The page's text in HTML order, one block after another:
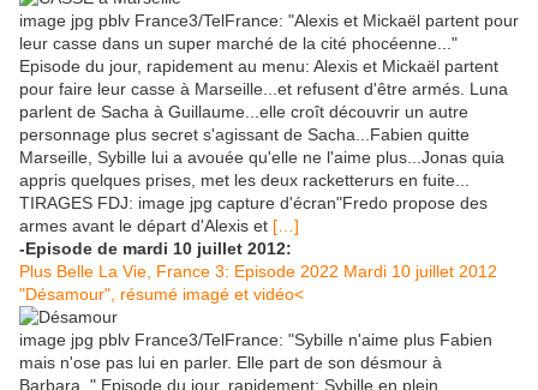
image jpg pblv France3/TelFrance: "Alexis et Mickaël partent pour
leur casse dans un super marché de la cité phocéenne..."
Episode du jour, rapidement au menu: Alexis et Mickaël partent
pour faire leur casse à Marseille...et refusent d'être armés. Luna
parlent de Sacha à Guillaume...elle croît découvrir un autre
personnage plus secret s'agissant de Sacha...Fabien quitte
Marseille, Sybille lui a avouée qu'elle ne l'aime plus...Jonas quia
appris quelques prises, met les deux racketterurs en fuite...
TIRAGES FDJ: image jpg capture d'écran"Fredo propose des
armes avant le départ d'Alexis et […]
-Episode de mardi 10 juillet 2012:
Plus Belle La Vie, France 3: Episode 2022 Mardi 10 juillet 2012
"Désamour", résumé imagé et vidéo<
image jpg pblv France3/TelFrance: "Sybille n'aime plus Fabien
mais n'ose pas lui en parler. Elle part de son désmour à
Barbara.." Episode du jour, rapidement: Sybille en plein